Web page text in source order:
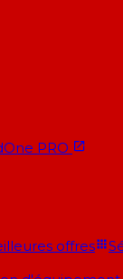
PRO
offres